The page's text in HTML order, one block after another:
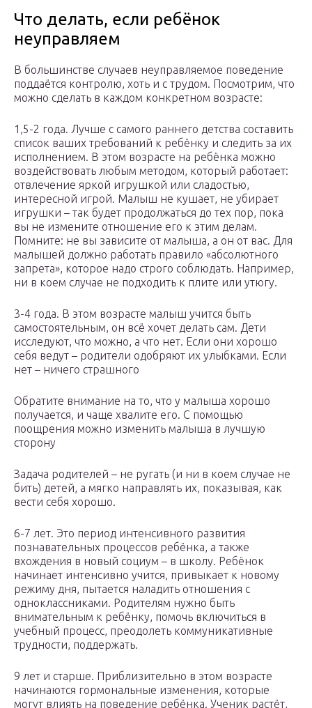
Что делать, если ребёнок
неуправляем
В большинстве случаев неуправляемое поведение
поддаётся контролю, хоть и с трудом. Посмотрим, что
можно сделать в каждом конкретном возрасте:
1,5-2 года. Лучше с самого раннего детства составить
список ваших требований к ребёнку и следить за их
исполнением. В этом возрасте на ребёнка можно
воздействовать любым методом, который работает:
отвлечение яркой игрушкой или сладостью,
интересной игрой. Малыш не кушает, не убирает
игрушки – так будет продолжаться до тех пор, пока
вы не измените отношение его к этим делам.
Помните: не вы зависите от малыша, а он от вас. Для
малышей должно работать правило «абсолютного
запрета», которое надо строго соблюдать. Например,
ни в коем случае не подходить к плите или утюгу.
3-4 года. В этом возрасте малыш учится быть
самостоятельным, он всё хочет делать сам. Дети
исследуют, что можно, а что нет. Если они хорошо
себя ведут – родители одобряют их улыбками. Если
нет – ничего страшного
Обратите внимание на то, что у малыша хорошо
получается, и чаще хвалите его. С помощью
поощрения можно изменить малыша в лучшую
сторону
Задача родителей – не ругать (и ни в коем случае не
бить) детей, а мягко направлять их, показывая, как
вести себя хорошо.
6-7 лет. Это период интенсивного развития
познавательных процессов ребёнка, а также
вхождения в новый социум – в школу. Ребёнок
начинает интенсивно учится, привыкает к новому
режиму дня, пытается наладить отношения с
одноклассниками. Родителям нужно быть
внимательным к ребёнку, помочь включиться в
учебный процесс, преодолеть коммуникативные
трудности, поддержать.
9 лет и старше. Приблизительно в этом возрасте
начинаются гормональные изменения, которые
могут влиять на поведение ребёнка. Ученик растёт,